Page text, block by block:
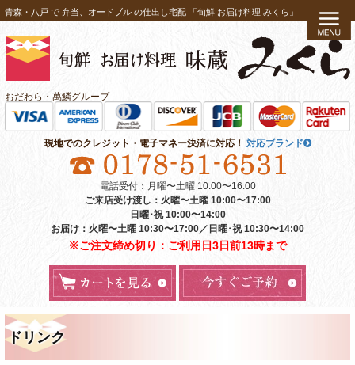
コ
テ
ス
青森・八戸 で 弁当、オードブル の仕出し宅配 「旬鮮 お届け料理 みくら」
おだわら・萬鱗グループ
現地でのクレジット・電子マネー決済に対応！ 対応ブランド
電話受付：月曜〜土曜 10:00〜16:00
ご来店受け渡し：火曜〜土曜 10:00〜17:00
日曜･祝 10:00〜14:00
お届け：火曜〜土曜 10:30〜17:00／日曜･祝 10:30〜14:00
※ご注文締め切り：ご利用日3日前13時まで
ドリンク